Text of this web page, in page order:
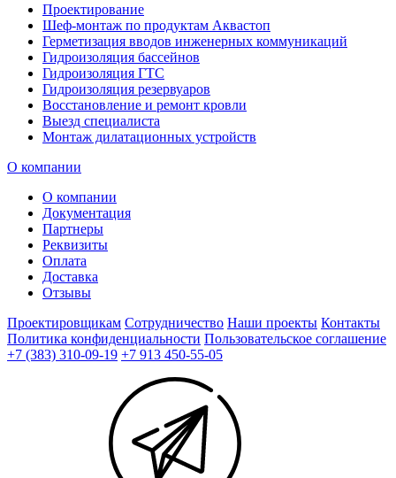
Проектирование
Шеф-монтаж по продуктам Аквастоп
Герметизация вводов инженерных коммуникаций
Гидроизоляция бассейнов
Гидроизоляция ГТС
Гидроизоляция резервуаров
Восстановление и ремонт кровли
Выезд специалиста
Монтаж дилатационных устройств
О компании
О компании
Документация
Партнеры
Реквизиты
Оплата
Доставка
Отзывы
Проектировщикам Сотрудничество Наши проекты Контакты
Политика конфиденциальности Пользовательское соглашение
+7 (383) 310-09-19 +7 913 450-55-05